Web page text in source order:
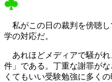
私がこの日の裁判を傍聴し
学の対応だ。
あれほどメディアで騒が
件」である。丁重な謝罪が
くてもいい受験勉強に多く